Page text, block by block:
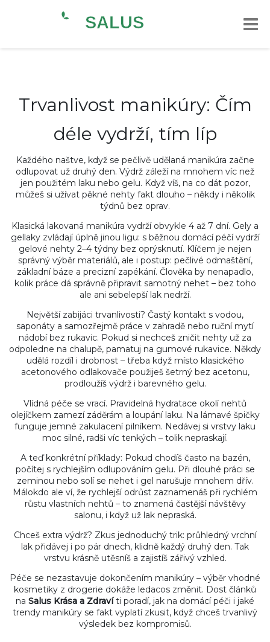
Trvanlivost manikúry: Čím
déle vydrží, tím líp
Každého naštve, když se pečlivě udělaná manikúra začne
odlupovat už druhý den. Výdrž záleží na mnohem víc než
jen použitém laku nebo gelu. Když víš, na co dát pozor,
můžeš si užívat pěkné nehty fakt dlouho – někdy i několik
týdnů bez oprav.
Klasická lakovaná manikúra vydrží obvykle 4 až 7 dní. Gely a
gellaky zvládají úplně jinou ligu: s běžnou domácí péčí vydrží
gelové nehty 2–4 týdny bez oprýsknutí. Klíčem je nejen
správný výběr materiálů, ale i postup: pečlivé odmaštění,
základní báze a precizní zapékání. Člověka by nenapadlo,
kolik práce dá správně připravit samotný nehet – bez toho
ale ani sebelepší lak nedrží.
Největší zabijáci trvanlivosti? Častý kontakt s vodou,
saponáty a samozřejmě práce v zahradě nebo ruční mytí
nádobí bez rukavic. Pokud si nechceš zničit nehty už za
odpoledne na chalupě, pamatuj na gumové rukavice. Někdy
udělá rozdíl i drobnost – třeba když místo klasického
acetonového odlakovače použiješ šetrný bez acetonu,
prodloužíš výdrž i barevného gelu.
Vlídná péče se vrací. Pravidelná hydratace okolí nehtů
olejíčkem zamezí záděrám a loupání laku. Na lámavé špičky
funguje jemné zakulacení pilníkem. Nedávej si vrstvy laku
moc silné, radši víc tenkých – tolik nepraskají.
A teď konkrétní příklady: Pokud chodíš často na bazén,
počítej s rychlejším odlupováním gelu. Při dlouhé práci se
zeminou nebo solí se nehet i gel narušuje mnohem dřív.
Málokdo ale ví, že rychlejší odrůst zaznamenáš při rychlém
růstu vlastních nehtů – to znamená častější návštěvy
salonu, i když už lak nepraská.
Chceš extra výdrž? Zkus jednoduchý trik: průhledný vrchní
lak přidávej i po pár dnech, klidně každý druhý den. Tak
vrstvu krásně utěsníš a zajistíš zářivý vzhled.
Péče se nezastavuje dokončením manikúry – výběr vhodné
kosmetiky z drogerie dokáže ledacos změnit. Dost článků
na Salus Krása a Zdravíti poradí, jak na domácí péči i jaké
trendy manikúry se fakt vyplatí zkusit, když chceš trvanlivý
výsledek bez kompromisů.